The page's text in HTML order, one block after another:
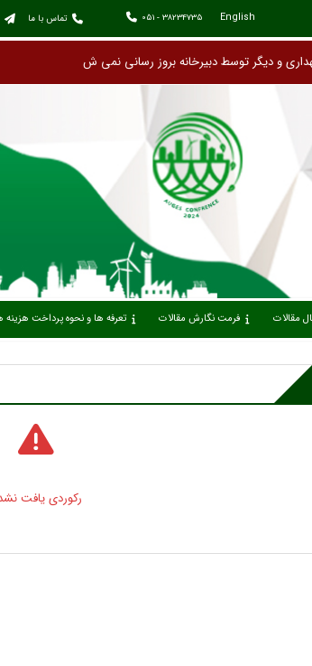
English
051 - 38234735 تماس با ما
و دیگر توس
مقالات فرمت نگارش مقالات تعرفه ها و نحوه پرداخت
رکوردی یافت